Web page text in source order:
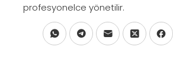
profesyonelce yönetilir.